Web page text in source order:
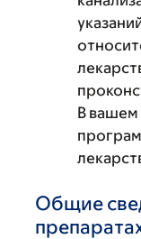
В вашем
Общие